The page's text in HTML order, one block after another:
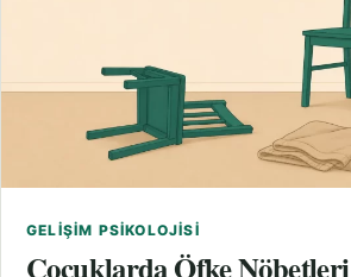
GELIŞIM PSIKOLOJISI
Çocuklarda Öfke Nöbetleri